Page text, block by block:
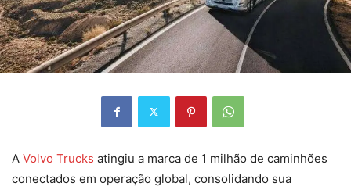
A Volvo Trucks atingiu a marca de 1 milhão de caminhões
conectados em operação global, consolidando sua